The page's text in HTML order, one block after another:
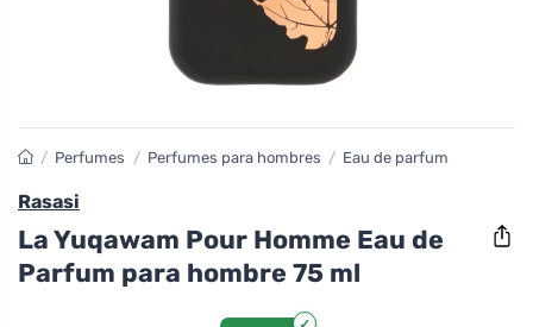
/ Perfumes / Perfumes para hombres / Eau de parfum
Rasasi
La Yuqawam Pour Homme Eau de
Parfum para hombre 75 ml